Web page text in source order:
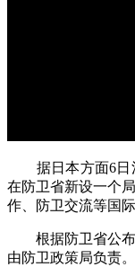
据日本方面6日
在防卫省新设一个
作、防卫交流等国际
根据防卫省公布
由防卫政策局负责